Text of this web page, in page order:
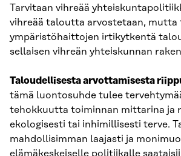
Tarvitaan vihreää
vihreää taloutta arvostetaan, mutta
ympäristöhaittojen irtikytkentä
sellaisen vihreän yhteiskunnan
Taloudellisesta arvottamisesta
tämä luontosuhde tulee
tehokkuutta toiminnan mittarina ja
ekologisesti tai inhimillisesti terve.
mahdollisimman laajasti ja
elämäkeskeiselle politiikalle